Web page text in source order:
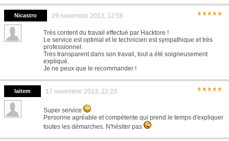
Nicastro 29 novembre 2013, 12:56 *****
Très content du travail effectué par Hacktore !
Le service est optimal et le technicien est sympathique et très
professionnel.
Très transparent dans son travail, tout a été soigneusement
expliqué.
Je ne peux que le recommander !
laitem 17 novembre 2013, 22:23 *****
Super service
Personne agréable et compétente qui prend le temps d'expliquer
toutes les démarches. N'hésiter pas